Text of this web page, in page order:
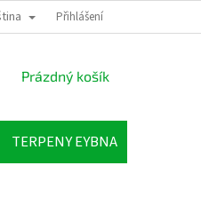
Přihlášení
NÁKUPNÍ
Prázdný košík
TERPENY EYBNA